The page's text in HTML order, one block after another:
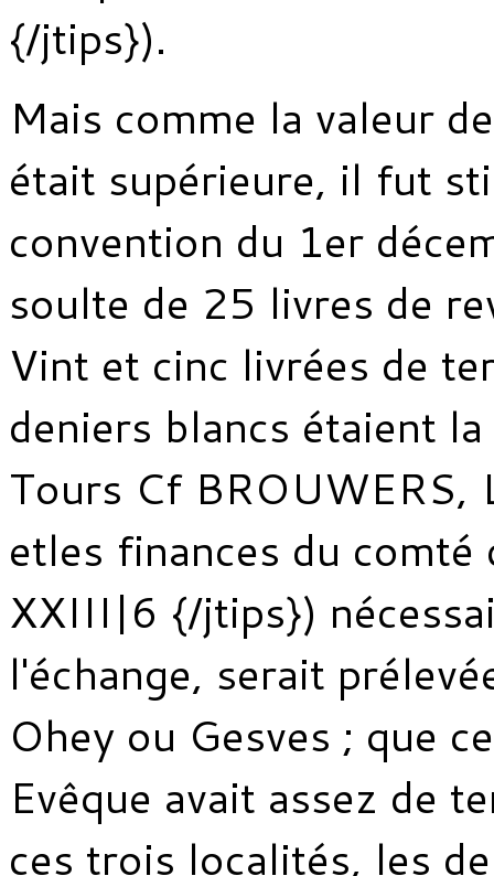
{/jtips}).
Mais comme la valeur
était supérieure, il fut
convention du 1er
soulte de 25 livres de
Vint et cinc livrées de
deniers blancs étaient
Tours Cf BROUWERS,
etles finances du
XXIII|6 {/jtips})
l'échange, serait
Ohey ou Gesves ; que
Evêque avait assez de
ces trois localités, les